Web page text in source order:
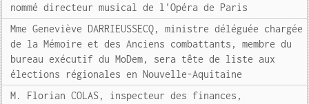
nommé directeur musical de l'Opéra de Paris
Mme Geneviève DARRIEUSSECQ, ministre déléguée chargée
de la Mémoire et des Anciens combattants, membre du
bureau exécutif du MoDem, sera tête de liste aux
élections régionales en Nouvelle-Aquitaine
M. Florian COLAS, inspecteur des finances,